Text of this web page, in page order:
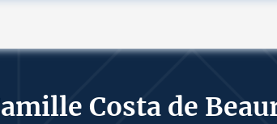
Costa de